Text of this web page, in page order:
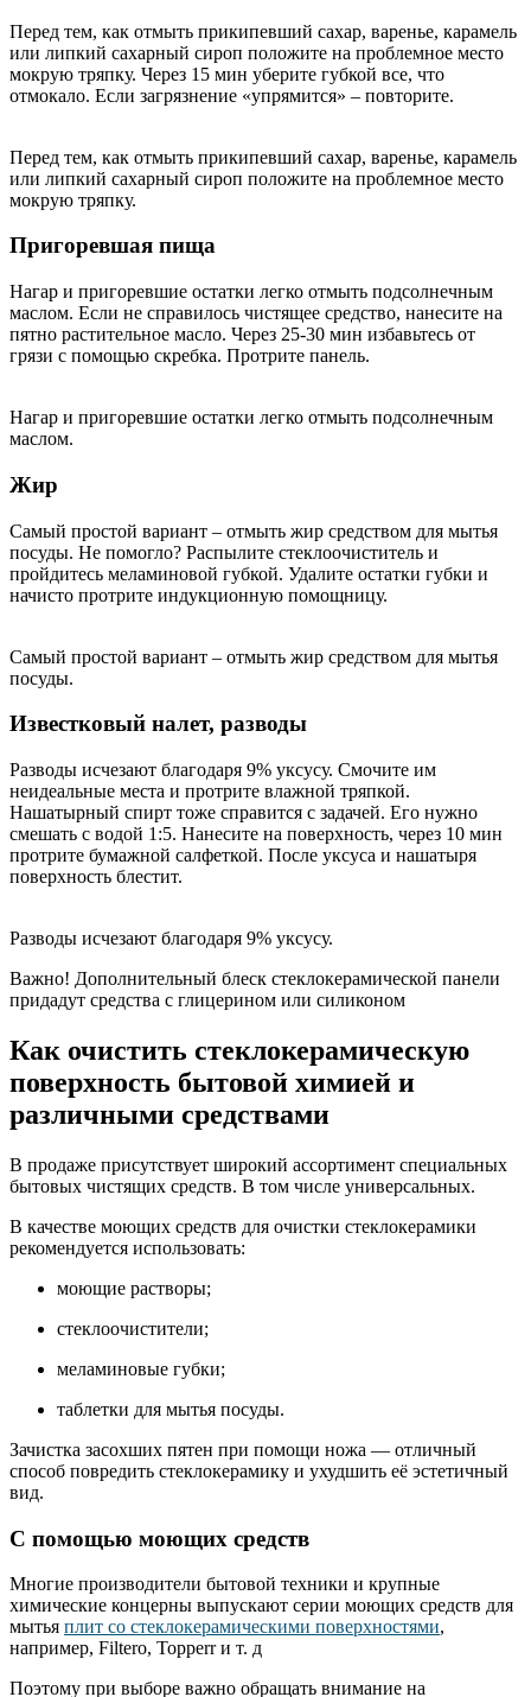
Перед тем, как отмыть прикипевший сахар, варенье, карамель
или липкий сахарный сироп положите на проблемное место
мокрую тряпку. Через 15 мин уберите губкой все, что
отмокало. Если загрязнение «упрямится» – повторите.
Перед тем, как отмыть прикипевший сахар, варенье, карамель
или липкий сахарный сироп положите на проблемное место
мокрую тряпку.
Пригоревшая пища
Нагар и пригоревшие остатки легко отмыть подсолнечным
маслом. Если не справилось чистящее средство, нанесите на
пятно растительное масло. Через 25-30 мин избавьтесь от
грязи с помощью скребка. Протрите панель.
Нагар и пригоревшие остатки легко отмыть подсолнечным
маслом.
Жир
Самый простой вариант – отмыть жир средством для мытья
посуды. Не помогло? Распылите стеклоочиститель и
пройдитесь меламиновой губкой. Удалите остатки губки и
начисто протрите индукционную помощницу.
Самый простой вариант – отмыть жир средством для мытья
посуды.
Известковый налет, разводы
Разводы исчезают благодаря 9% уксусу. Смочите им
неидеальные места и протрите влажной тряпкой.
Нашатырный спирт тоже справится с задачей. Его нужно
смешать с водой 1:5. Нанесите на поверхность, через 10 мин
протрите бумажной салфеткой. После уксуса и нашатыря
поверхность блестит.
Разводы исчезают благодаря 9% уксусу.
Важно! Дополнительный блеск стеклокерамической панели
придадут средства с глицерином или силиконом
Как очистить стеклокерамическую
поверхность бытовой химией и
различными средствами
В продаже присутствует широкий ассортимент специальных
бытовых чистящих средств. В том числе универсальных.
В качестве моющих средств для очистки стеклокерамики
рекомендуется использовать:
моющие растворы;
стеклоочистители;
меламиновые губки;
таблетки для мытья посуды.
Зачистка засохших пятен при помощи ножа — отличный
способ повредить стеклокерамику и ухудшить её эстетичный
вид.
С помощью моющих средств
Многие производители бытовой техники и крупные
химические концерны выпускают серии моющих средств для
мытья плит со стеклокерамическими поверхностями,
например, Filtero, Topperr и т. д
Поэтому при выборе важно обращать внимание на